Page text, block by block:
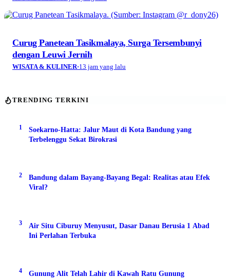
Curug Panetean Tasikmalaya, Surga Tersembunyi
dengan Leuwi Jernih
WISATA & KULINER·13 jam yang lalu
TRENDING TERKINI
1
Soekarno-Hatta: Jalur Maut di Kota Bandung yang
Terbelenggu Sekat Birokrasi
2
Bandung dalam Bayang-Bayang Begal: Realitas atau Efek
Viral?
3
Air Situ Ciburuy Menyusut, Dasar Danau Berusia 1 Abad
Ini Perlahan Terbuka
4
Gunung Alit Telah Lahir di Kawah Ratu Gunung